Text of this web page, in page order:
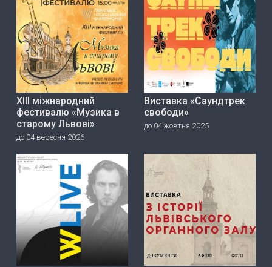
ХІІІ міжнародний
фестивалю «Музика в
старому Львові»
до 04 вересня 2026
Виставка «Саундтрек
свободи»
до 04 жовтня 2025